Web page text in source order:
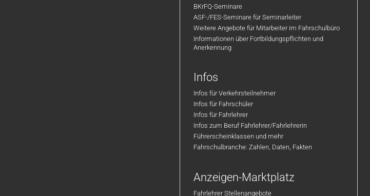
BKrFQ-Seminare
ASF-/FES-Seminare für Seminarleiter
Weitere Angebote für Mitarbeiter im Fahrschulbüro
Informationen über Fortbildungspflichten und
Anerkennung
Infos
Infos für Verkehrsteilnehmer
Infos für Fahrschüler
Infos für Fahrlehrer
Infos zum Beruf Fahrlehrer/Fahrlehrerin
Führerscheinklassen und mehr
Fahrschulbranche: Zahlen, Daten, Fakten
Anzeigen-Marktplatz
Fahrlehrer Stellenangebote